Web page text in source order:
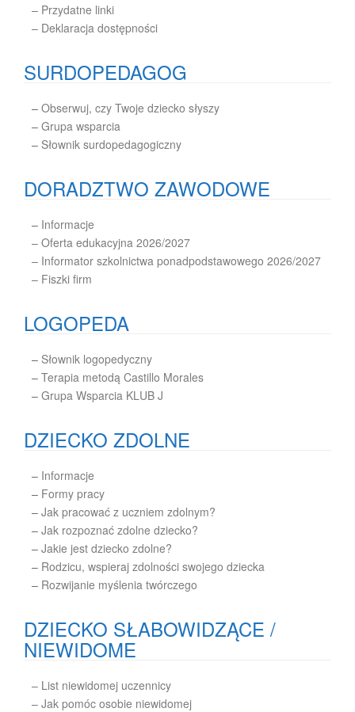
– Przydatne linki
– Deklaracja dostępności
SURDOPEDAGOG
– Obserwuj, czy Twoje dziecko słyszy
– Grupa wsparcia
– Słownik surdopedagogiczny
DORADZTWO ZAWODOWE
– Informacje
– Oferta edukacyjna 2026/2027
– Informator szkolnictwa ponadpodstawowego 2026/2027
– Fiszki firm
LOGOPEDA
– Słownik logopedyczny
– Terapia metodą Castillo Morales
– Grupa Wsparcia KLUB J
DZIECKO ZDOLNE
– Informacje
– Formy pracy
– Jak pracować z uczniem zdolnym?
– Jak rozpoznać zdolne dziecko?
– Jakie jest dziecko zdolne?
– Rodzicu, wspieraj zdolności swojego dziecka
– Rozwijanie myślenia twórczego
DZIECKO SŁABOWIDZĄCE /
NIEWIDOME
– List niewidomej uczennicy
– Jak pomóc osobie niewidomej